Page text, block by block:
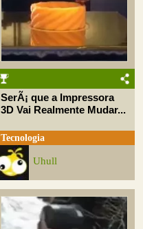
SerÃ¡ que a Impressora
3D Vai Realmente Mudar...
Tecnologia
Uhull